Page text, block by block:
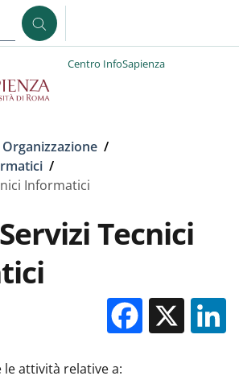
Centro InfoSapienza
Organizzazione /
/
Informatici
Tecnici
X
attività relative a: